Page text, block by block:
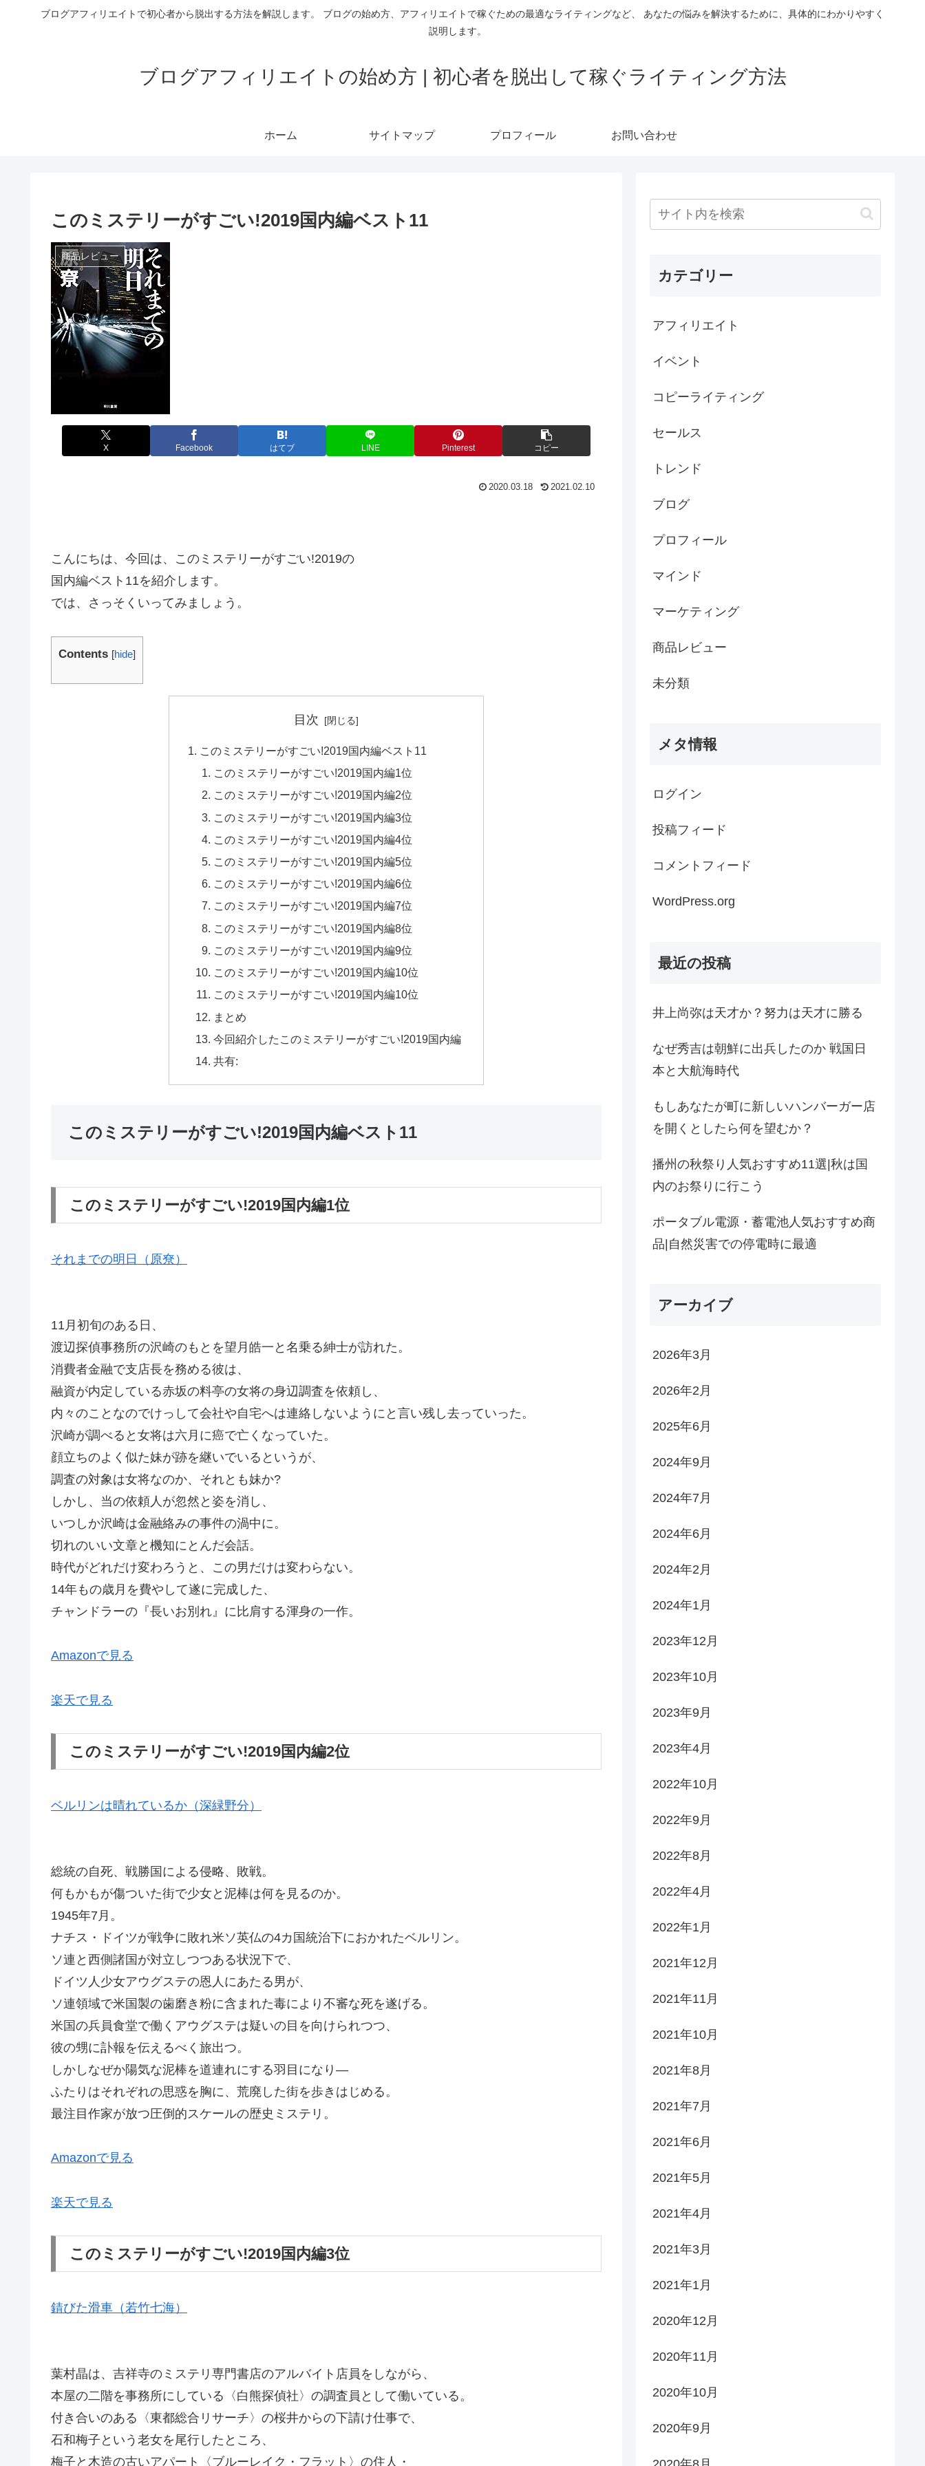
ブログアフィリエイトで初心者から脱出する方法を解説します。 ブログの始め方、アフィリエイトで稼ぐための最適なライティングなど、 あなたの悩みを解決するために、具体的にわかりやすく
説明します。
ブログアフィリエイトの始め方 | 初心者を脱出して稼ぐライティング方法
ホーム サイトマップ プロフィール お問い合わせ
このミステリーがすごい!2019国内編ベスト11
商品レビュー
X Facebook はてブ LINE Pinterest コピー
2020.03.18 2021.02.10
こんにちは、今回は、このミステリーがすごい!2019の
国内編ベスト11を紹介します。
では、さっそくいってみましょう。
Contents [hide]
目次
このミステリーがすごい!2019国内編ベスト11
このミステリーがすごい!2019国内編1位
このミステリーがすごい!2019国内編2位
このミステリーがすごい!2019国内編3位
このミステリーがすごい!2019国内編4位
このミステリーがすごい!2019国内編5位
このミステリーがすごい!2019国内編6位
このミステリーがすごい!2019国内編7位
このミステリーがすごい!2019国内編8位
このミステリーがすごい!2019国内編9位
このミステリーがすごい!2019国内編10位
このミステリーがすごい!2019国内編10位
まとめ
今回紹介したこのミステリーがすごい!2019国内編
共有:
このミステリーがすごい!2019国内編ベスト11
このミステリーがすごい!2019国内編1位
それまでの明日（原尞）
11月初旬のある日、
渡辺探偵事務所の沢崎のもとを望月皓一と名乗る紳士が訪れた。
消費者金融で支店長を務める彼は、
融資が内定している赤坂の料亭の女将の身辺調査を依頼し、
内々のことなのでけっして会社や自宅へは連絡しないようにと言い残し去っていった。
沢崎が調べると女将は六月に癌で亡くなっていた。
顔立ちのよく似た妹が跡を継いでいるというが、
調査の対象は女将なのか、それとも妹か?
しかし、当の依頼人が忽然と姿を消し、
いつしか沢崎は金融絡みの事件の渦中に。
切れのいい文章と機知にとんだ会話。
時代がどれだけ変わろうと、この男だけは変わらない。
14年もの歳月を費やして遂に完成した、
チャンドラーの『長いお別れ』に比肩する渾身の一作。
Amazonで見る
楽天で見る
このミステリーがすごい!2019国内編2位
ベルリンは晴れているか（深緑野分）
総統の自死、戦勝国による侵略、敗戦。
何もかもが傷ついた街で少女と泥棒は何を見るのか。
1945年7月。
ナチス・ドイツが戦争に敗れ米ソ英仏の4カ国統治下におかれたベルリン。
ソ連と西側諸国が対立しつつある状況下で、
ドイツ人少女アウグステの恩人にあたる男が、
ソ連領域で米国製の歯磨き粉に含まれた毒により不審な死を遂げる。
米国の兵員食堂で働くアウグステは疑いの目を向けられつつ、
彼の甥に訃報を伝えるべく旅出つ。
しかしなぜか陽気な泥棒を道連れにする羽目になり―
ふたりはそれぞれの思惑を胸に、荒廃した街を歩きはじめる。
最注目作家が放つ圧倒的スケールの歴史ミステリ。
Amazonで見る
楽天で見る
このミステリーがすごい!2019国内編3位
錆びた滑車（若竹七海）
葉村晶は、吉祥寺のミステリ専門書店のアルバイト店員をしながら、
本屋の二階を事務所にしている〈白熊探偵社〉の調査員として働いている。
付き合いのある〈東都総合リサーチ〉の桜井からの下請け仕事で、
石和梅子という老女を尾行したところ、
梅子と木造の古いアパート〈ブルーレイク・フラット〉の住人・
カテゴリー
アフィリエイト
イベント
コピーライティング
セールス
トレンド
ブログ
プロフィール
マインド
マーケティング
商品レビュー
未分類
メタ情報
ログイン
投稿フィード
コメントフィード
WordPress.org
最近の投稿
井上尚弥は天才か？努力は天才に勝る
なぜ秀吉は朝鮮に出兵したのか 戦国日
本と大航海時代
もしあなたが町に新しいハンバーガー店
を開くとしたら何を望むか？
播州の秋祭り人気おすすめ11選|秋は国
内のお祭りに行こう
ポータブル電源・蓄電池人気おすすめ商
品|自然災害での停電時に最適
アーカイブ
2026年3月
2026年2月
2025年6月
2024年9月
2024年7月
2024年6月
2024年2月
2024年1月
2023年12月
2023年10月
2023年9月
2023年4月
2022年10月
2022年9月
2022年8月
2022年4月
2022年1月
2021年12月
2021年11月
2021年10月
2021年8月
2021年7月
2021年6月
2021年5月
2021年4月
2021年3月
2021年1月
2020年12月
2020年11月
2020年10月
2020年9月